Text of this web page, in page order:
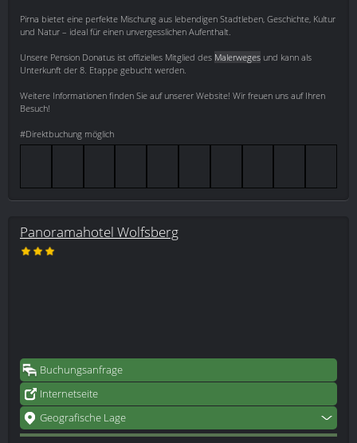
Pirna bietet eine perfekte Mischung aus lebendigen Stadtleben, Geschichte, Kultur
und Natur – ideal für einen unvergesslichen Aufenthalt.
Unsere Pension Donatus ist offizielles Mitglied des Malerweges und kann als
Unterkunft der 8. Etappe gebucht werden.
Weitere Informationen finden Sie auf unserer Website! Wir freuen uns auf Ihren
Besuch!
#Direktbuchung möglich
Panoramahotel Wolfsberg
Buchungsanfrage
Internetseite
Geografische Lage